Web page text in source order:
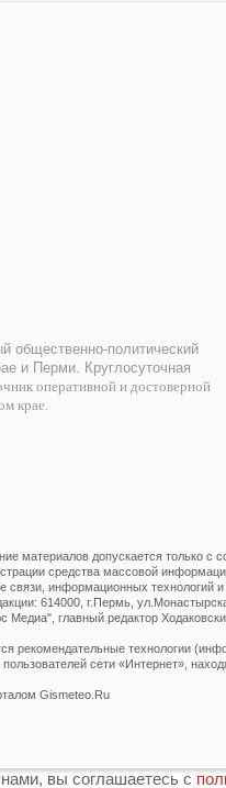
общественно-политический
и Перми. Круглосуточная
оперативной и достоверной
крае.
материалов допускается только с
средства массовой
связи, информационных технологий
614000, г.Пермь,
Медиа", главный редактор
рекомендательные технологии
сети «Интернет»,
Gismeteo.Ru
вы соглашаетесь с